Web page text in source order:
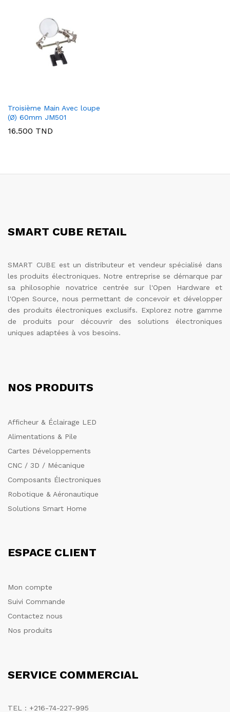
Troisième Main Avec loupe
(Ø) 60mm JM501
16.500 TND
SMART CUBE RETAIL
SMART CUBE est un distributeur et vendeur spécialisé dans
les produits électroniques. Notre entreprise se démarque par
sa philosophie novatrice centrée sur l'Open Hardware et
l'Open Source, nous permettant de concevoir et développer
des produits électroniques exclusifs. Explorez notre gamme
de produits pour découvrir des solutions électroniques
uniques adaptées à vos besoins.
NOS PRODUITS
Afficheur & Éclairage LED
Alimentations & Pile
Cartes Développements
CNC / 3D / Mécanique
Composants Électroniques
Robotique & Aéronautique
Solutions Smart Home
ESPACE CLIENT
Mon compte
Suivi Commande
Contactez nous
Nos produits
SERVICE COMMERCIAL
TEL : +216-74-227-995